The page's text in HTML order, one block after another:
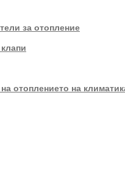
за отопление
отоплението на